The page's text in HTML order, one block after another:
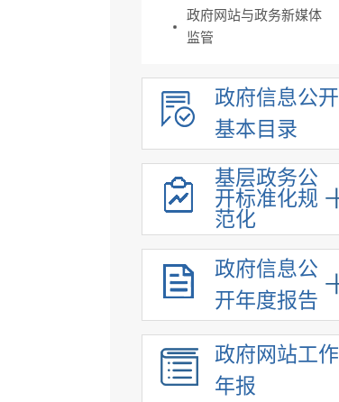
政府网站与政务新媒体
监管
政府信息公开
基本目录
基层政务公
开标准化规
范化
政府信息公
开年度报告
政府网站工作
年报